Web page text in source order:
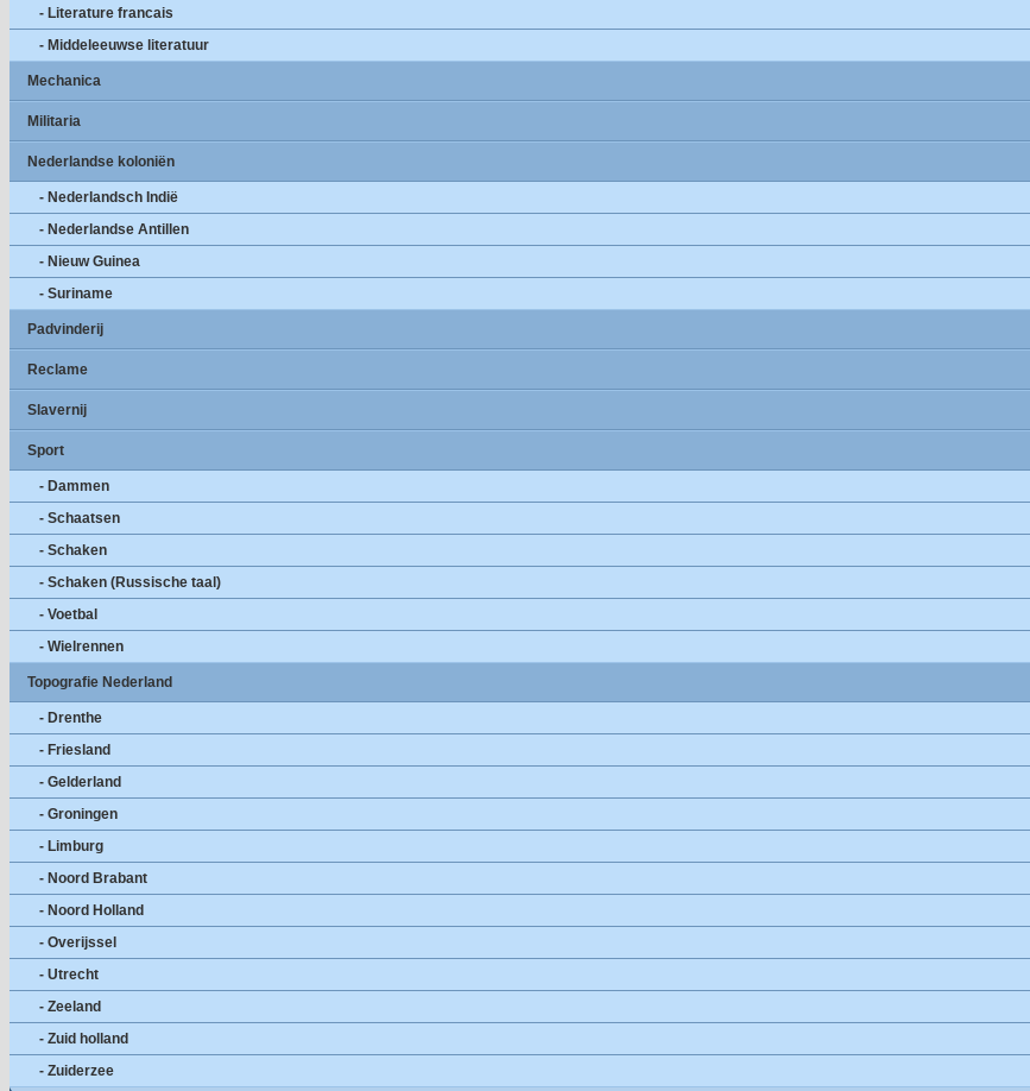
- Literature francais
- Middeleeuwse literatuur
Mechanica
Militaria
Nederlandse koloniën
- Nederlandsch Indië
- Nederlandse Antillen
- Nieuw Guinea
- Suriname
Padvinderij
Reclame
Slavernij
Sport
- Dammen
- Schaatsen
- Schaken
- Schaken (Russische taal)
- Voetbal
- Wielrennen
Topografie Nederland
- Drenthe
- Friesland
- Gelderland
- Groningen
- Limburg
- Noord Brabant
- Noord Holland
- Overijssel
- Utrecht
- Zeeland
- Zuid holland
- Zuiderzee